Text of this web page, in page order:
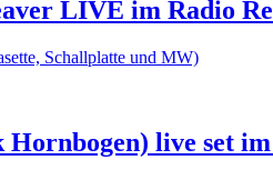
LIVE im Radio
Schallplatte und MW)
live set